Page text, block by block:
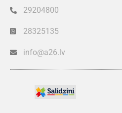
29204800
28325135
info@a26.lv